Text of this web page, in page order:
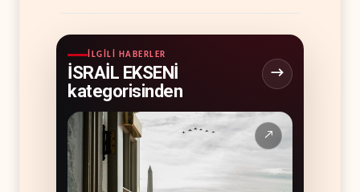
İLGILI HABERLER
İSRAİL EKSENİ
kategorisinden
↗